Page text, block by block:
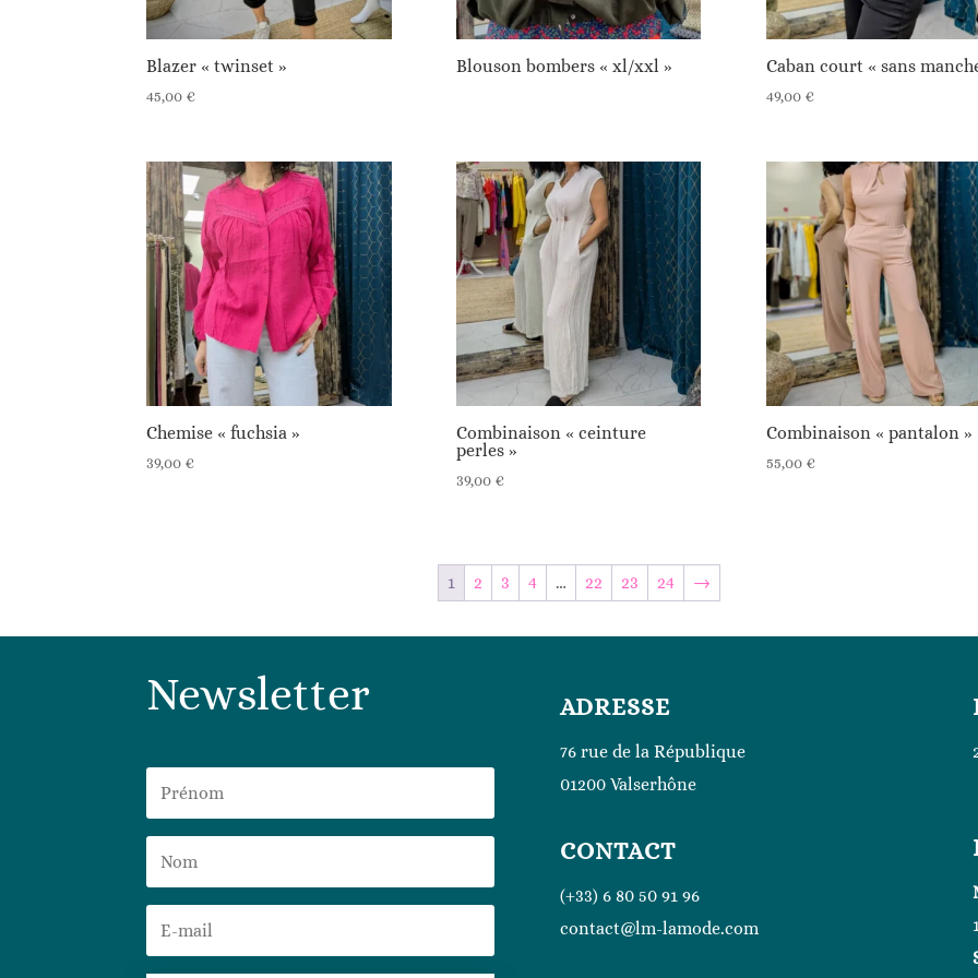
Blazer « twinset »
45,00 €
Blouson bombers « xl/xxl » Caban court « sans
49,00 €
Chemise « fuchsia »
39,00 €
Combinaison « ceinture
perles »
39,00 €
Combinaison « pantalon »
55,00 €
1 2 3 4 … 22 23 24 →
Newsletter ADRESSE
76 rue de la République
01200 Valserhône
CONTACT
(+33) 6 80 50 91 96
contact@lm-lamode.com